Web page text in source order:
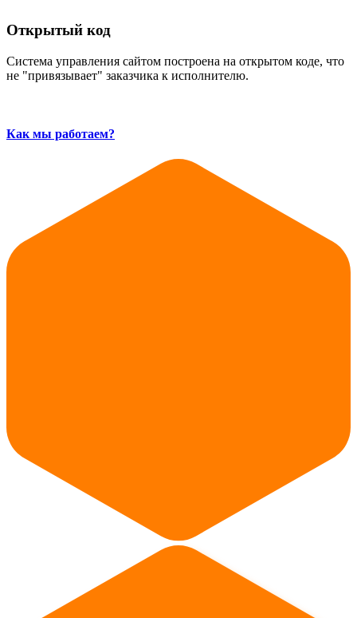
Открытый код
Система управления сайтом построена на открытом коде, что
не "привязывает" заказчика к исполнителю.
Как мы работаем?